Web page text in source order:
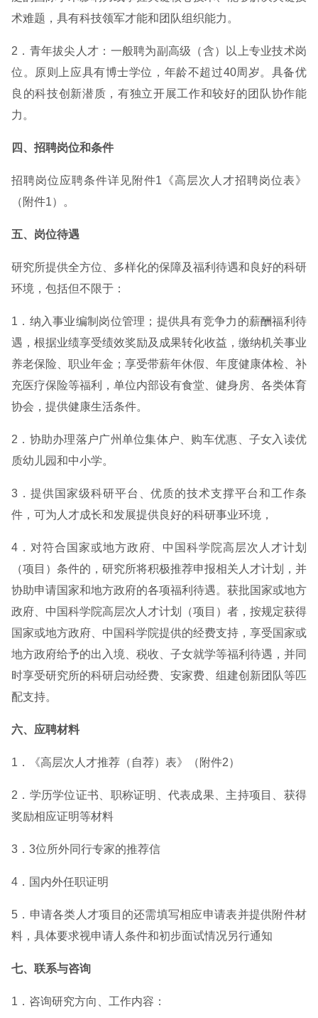
术难题，具有科技领军才能和团队组织能力。
2．青年拔尖人才：一般聘为副高级（含）以上专业技术岗
位。原则上应具有博士学位，年龄不超过40周岁。具备优
良的科技创新潜质，有独立开展工作和较好的团队协作能
力。
四、招聘岗位和条件
招聘岗位应聘条件详见附件1《高层次人才招聘岗位表》
（附件1）。
五、岗位待遇
研究所提供全方位、多样化的保障及福利待遇和良好的科研
环境，包括但不限于：
1．纳入事业编制岗位管理；提供具有竞争力的薪酬福利待
遇，根据业绩享受绩效奖励及成果转化收益，缴纳机关事业
养老保险、职业年金；享受带薪年休假、年度健康体检、补
充医疗保险等福利，单位内部设有食堂、健身房、各类体育
协会，提供健康生活条件。
2．协助办理落户广州单位集体户、购车优惠、子女入读优
质幼儿园和中小学。
3．提供国家级科研平台、优质的技术支撑平台和工作条
件，可为人才成长和发展提供良好的科研事业环境，
4．对符合国家或地方政府、中国科学院高层次人才计划
（项目）条件的，研究所将积极推荐申报相关人才计划，并
协助申请国家和地方政府的各项福利待遇。获批国家或地方
政府、中国科学院高层次人才计划（项目）者，按规定获得
国家或地方政府、中国科学院提供的经费支持，享受国家或
地方政府给予的出入境、税收、子女就学等福利待遇，并同
时享受研究所的科研启动经费、安家费、组建创新团队等匹
配支持。
六、应聘材料
1．《高层次人才推荐（自荐）表》（附件2）
2．学历学位证书、职称证明、代表成果、主持项目、获得
奖励相应证明等材料
3．3位所外同行专家的推荐信
4．国内外任职证明
5．申请各类人才项目的还需填写相应申请表并提供附件材
料，具体要求视申请人条件和初步面试情况另行通知
七、联系与咨询
1．咨询研究方向、工作内容：